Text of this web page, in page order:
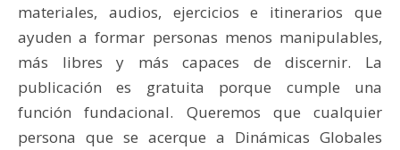
materiales, audios, ejercicios e itinerarios que
ayuden a formar personas menos manipulables,
más libres y más capaces de discernir. La
publicación es gratuita porque cumple una
función fundacional. Queremos que cualquier
persona que se acerque a Dinámicas Globales